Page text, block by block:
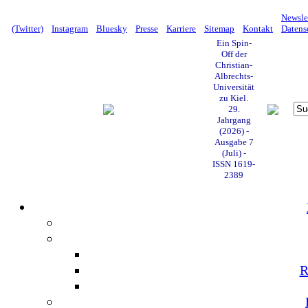
(Twitter)
Instagram Bluesky Presse Karriere Sitemap Kontakt
Ein Spin-
Off der
Christian-
Albrechts-
Universität
zu Kiel.
29.
Jahrgang
(2026) -
Ausgabe 7
(Juli) -
ISSN 1619-
2389